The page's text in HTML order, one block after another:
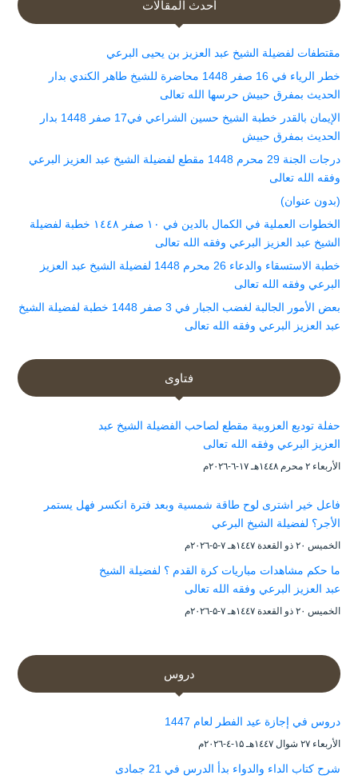
أحدث المقالات
مقتطفات لفضيلة الشيخ عبد العزيز بن يحيى البرعي
خطر الرياء في 16 صفر 1448 محاضرة للشيخ طاهر الكندي بدار
الحديث بمفرق حبيش حرسها الله تعالى
الإيمان بالقدر خطبة الشيخ حسين الشراعي في17 صفر 1448 بدار
الحديث بمفرق حبيش
درجات الجنة 29 محرم 1448 مقطع لفضيلة الشيخ عبد العزيز البرعي
وفقه الله تعالى
(بدون عنوان)
الخطوات العملية في الكمال بالدين في ١٠ صفر ١٤٤٨ خطبة لفضيلة
الشيخ عبد العزيز البرعي وفقه الله تعالى
خطبة الاستسقاء والدعاء 26 محرم 1448 لفضيلة الشيخ عبد العزيز
البرعي وفقه الله تعالى
بعض الأمور الجالبة لغضب الجبار في 3 صفر 1448 خطبة لفضيلة الشيخ
عبد العزيز البرعي وفقه الله تعالى
فتاوى
حفلة توديع العزوبية مقطع لصاحب الفضيلة الشيخ عبد
العزيز البرعي وفقه الله تعالى
الأربعاء ۲ محرم ۱٤٤۸هـ ۱۷-٦-۲۰۲٦م
فاعل خير اشترى لوح طاقة شمسية وبعد فترة انكسر فهل يستمر
الأجر؟ لفضيلة الشيخ البرعي
الخميس ۲۰ ذو القعدة ۱٤٤۷هـ ۷-۵-۲۰۲٦م
ما حكم مشاهدات مباريات كرة القدم ؟ لفضيلة الشيخ
عبد العزيز البرعي وفقه الله تعالى
الخميس ۲۰ ذو القعدة ۱٤٤۷هـ ۷-۵-۲۰۲٦م
دروس
دروس في إجازة عيد الفطر لعام 1447
الأربعاء ۲۷ شوال ۱٤٤۷هـ ۱۵-٤-۲۰۲٦م
شرح كتاب الداء والدواء بدأ الدرس في 21 جمادى